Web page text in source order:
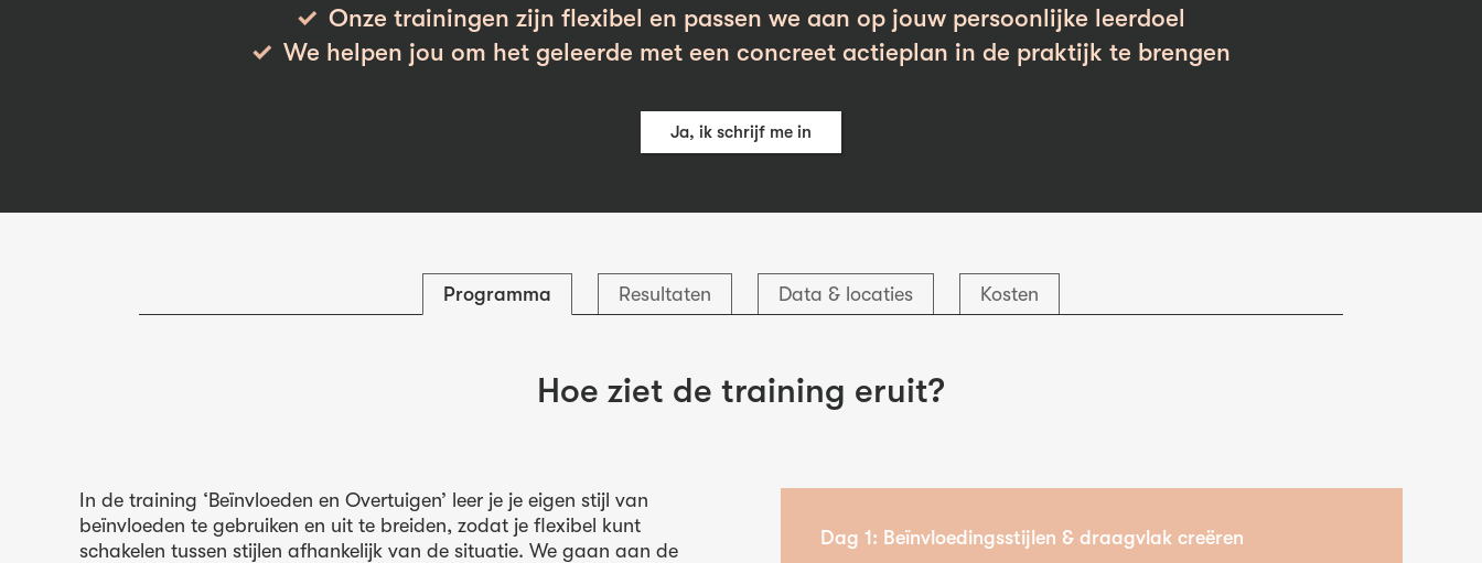
Onze trainingen zijn flexibel en passen we aan op jouw persoonlijke leerdoel
We helpen jou om het geleerde met een concreet actieplan in de praktijk te brengen
Ja, ik schrijf me in
Programma Resultaten Data & locaties Kosten
Hoe ziet de training eruit?
In de training ‘Beïnvloeden en Overtuigen’ leer je je eigen stijl van
beïnvloeden te gebruiken en uit te breiden, zodat je flexibel kunt
schakelen tussen stijlen afhankelijk van de situatie. We gaan aan de
Dag 1: Beïnvloedingsstijlen & draagvlak creëren